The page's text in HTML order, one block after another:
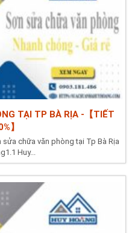
TẠI TP BÀ RỊA -【TIẾT
】
chữa văn phòng tại Tp Bà Rịa
Huy...